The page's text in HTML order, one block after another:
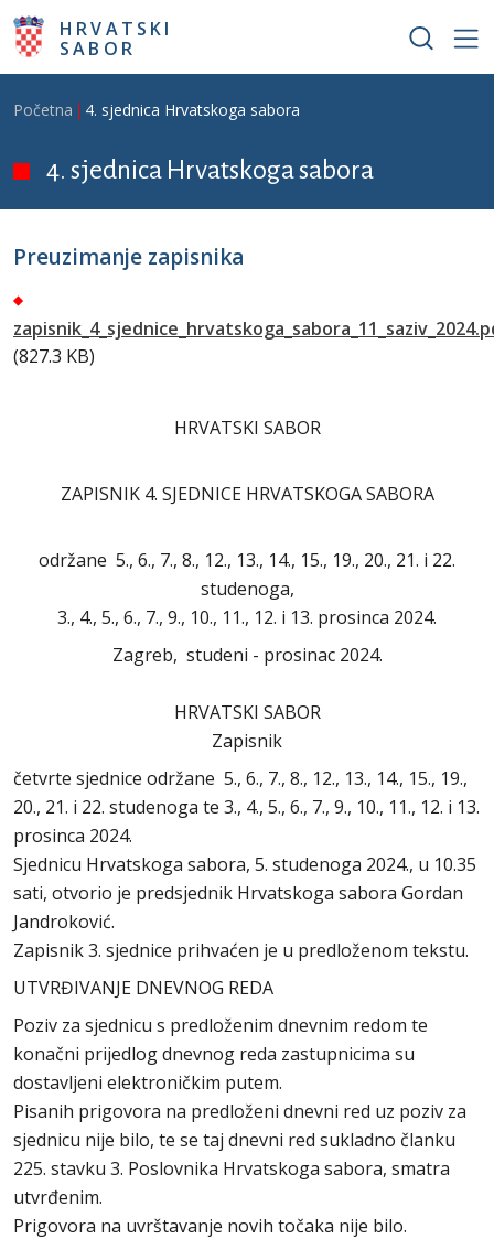
Skoči na glavni sadržaj
HRVATSKI
SABOR
Breadcrumb
Početna 4. sjednica Hrvatskoga sabora
4. sjednica Hrvatskoga sabora
Preuzimanje zapisnika
(827.3 KB)
HRVATSKI SABOR
ZAPISNIK 4. SJEDNICE HRVATSKOGA SABORA
održane 5., 6., 7., 8., 12., 13., 14., 15., 19., 20., 21. i 22.
studenoga,
3., 4., 5., 6., 7., 9., 10., 11., 12. i 13. prosinca 2024.
Zagreb, studeni - prosinac 2024.
HRVATSKI SABOR
Zapisnik
četvrte sjednice održane 5., 6., 7., 8., 12., 13., 14., 15., 19.,
20., 21. i 22. studenoga te 3., 4., 5., 6., 7., 9., 10., 11., 12. i 13.
prosinca 2024.
Sjednicu Hrvatskoga sabora, 5. studenoga 2024., u 10.35
sati, otvorio je predsjednik Hrvatskoga sabora Gordan
Jandroković.
Zapisnik 3. sjednice prihvaćen je u predloženom tekstu.
UTVRĐIVANJE DNEVNOG REDA
Poziv za sjednicu s predloženim dnevnim redom te
konačni prijedlog dnevnog reda zastupnicima su
dostavljeni elektroničkim putem.
Pisanih prigovora na predloženi dnevni red uz poziv za
sjednicu nije bilo, te se taj dnevni red sukladno članku
225. stavku 3. Poslovnika Hrvatskoga sabora, smatra
utvrđenim.
Prigovora na uvrštavanje novih točaka nije bilo.